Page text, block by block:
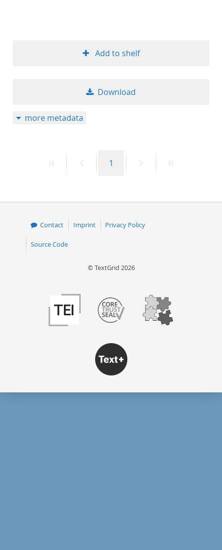
Add to shelf
Download
more metadata
PreviousPage
1
Contact Imprint Privacy Policy
Source Code
© TextGrid 2026